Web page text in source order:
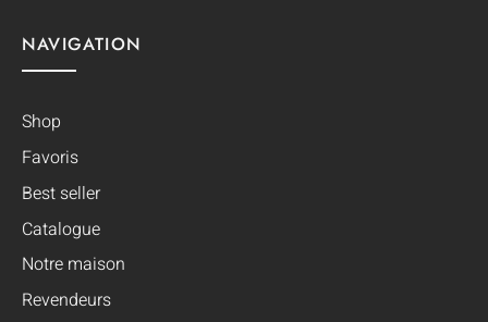
NAVIGATION
Shop
Favoris
Best seller
Catalogue
Notre maison
Revendeurs